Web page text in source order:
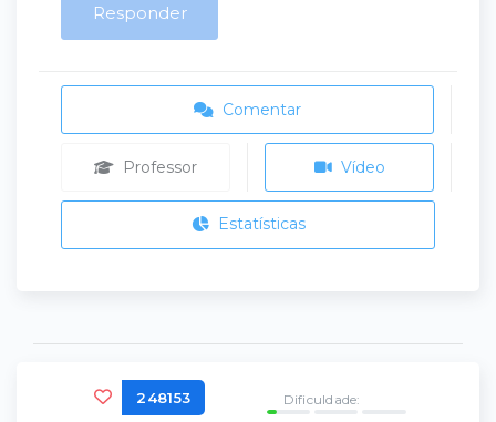
Responder
Comentar
Professor Vídeo
Estatísticas
248153 Dificuldade: